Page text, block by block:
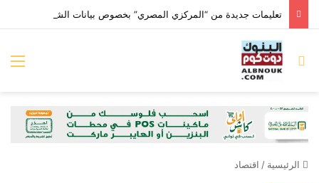
بحث عن
الرئيسية / اقتصاد